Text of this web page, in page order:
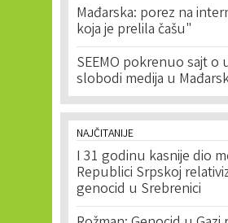
Mađarska: porez na
koja je prelila čašu"
SEEMO pokrenuo sajt o
slobodi medija u
NAJČITANIJE
I 31 godinu kasnije dio
Republici Srpskoj
genocid u Srebrenici